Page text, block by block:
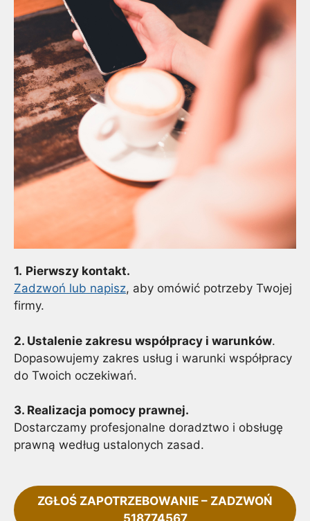
1. Pierwszy kontakt.
Zadzwoń lub napisz, aby omówić potrzeby Twojej
firmy.
2. Ustalenie zakresu współpracy i warunków.
Dopasowujemy zakres usług i warunki współpracy
do Twoich oczekiwań.
3. Realizacja pomocy prawnej.
Dostarczamy profesjonalne doradztwo i obsługę
prawną według ustalonych zasad.
ZGŁOŚ ZAPOTRZEBOWANIE – ZADZWOŃ
518774567